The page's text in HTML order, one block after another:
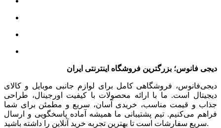
دیجی فانوس؛ بزرگترین فروشگاه اینترنتی ایران
دیجی‌فانوس، فروشگاهی کامل برای لوازم جانبی موبایل و کالای
دیجیتال است. ما با ارائه محصولات با کیفیت اورجینال، طراحی
جذاب و قیمت مناسب، خریدی آسان، سریع و مطمئن برای شما
فراهم می‌کنیم. تیم پشتیبانی ما همیشه آماده پاسخگویی و ارسال
سریع سفارشات است تا بهترین تجربه خرید آنلاین را داشته باشید.